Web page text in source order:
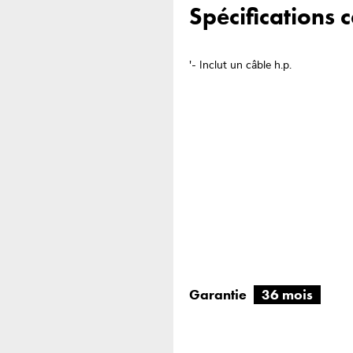
Spécifications
'- Inclut un câble h.p.
Garantie 36 mois